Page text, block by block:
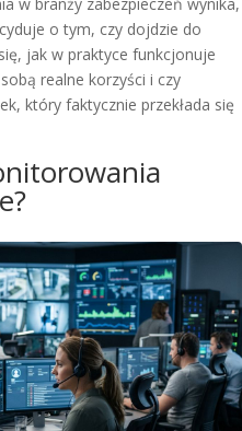
o tym, czy dojdzie do
jak w praktyce funkcjonuje
realne korzyści i czy
który faktycznie przekłada się